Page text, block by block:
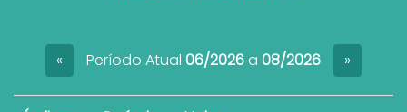
« Período Atual 06/2026a 08/2026 »